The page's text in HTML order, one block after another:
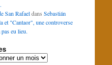
San Rafaeldans Sebastián
et "Cantaor", une controverse
eu lieu.